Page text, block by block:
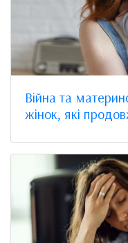
Війна та
жінок, які